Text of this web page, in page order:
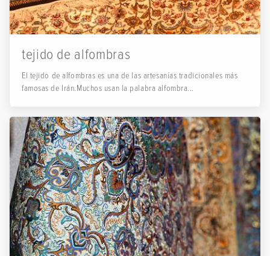
tejido de alfombras
El tejido de alfombras es una de las artesanías tradicionales más
famosas de Irán.Muchos usan la palabra alfombra...